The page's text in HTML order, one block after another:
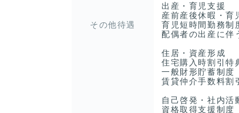
その他待遇
出産・育児支援
産前産後休暇・育
育児短時間勤務制
配偶者の出産に伴
住居・資産形成
住宅購入時割引特
一般財形貯蓄制度
賃貸仲介手数料割引
自己啓発・社内活
資格取得支援制度